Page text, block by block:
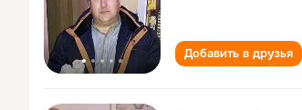
Добавить в друзья